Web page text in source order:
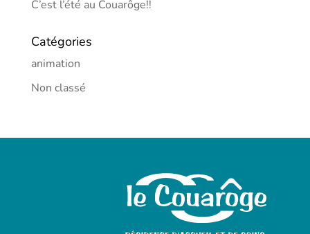
C’est l’été au Couarôge!!
Catégories
animation
Non classé